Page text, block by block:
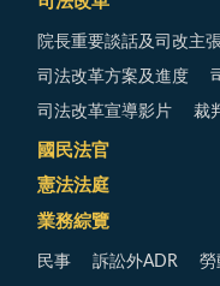
院長重要談話及司改主
司法改革方案及進度
司法改革宣導影片 裁
國民法官
憲法法庭
業務綜覽
民事 訴訟外ADR 勞